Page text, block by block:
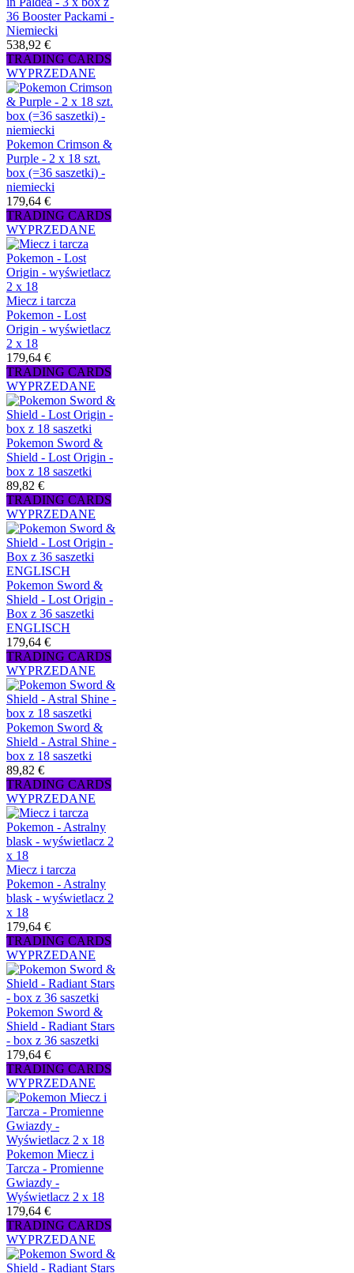
36 Booster Packami -
Niemiecki
538,92 €
TRADING CARDS
WYPRZEDANE
Pokemon Crimson &
Purple - 2 x 18 szt.
box (=36 saszetki) -
niemiecki
179,64 €
TRADING CARDS
WYPRZEDANE
Miecz i tarcza
Pokemon - Lost
Origin - wyświetlacz
2 x 18
179,64 €
TRADING CARDS
WYPRZEDANE
Pokemon Sword &
Shield - Lost Origin -
box z 18 saszetki
89,82 €
TRADING CARDS
WYPRZEDANE
Pokemon Sword &
Shield - Lost Origin -
Box z 36 saszetki
ENGLISCH
179,64 €
TRADING CARDS
WYPRZEDANE
Pokemon Sword &
Shield - Astral Shine -
box z 18 saszetki
89,82 €
TRADING CARDS
WYPRZEDANE
Miecz i tarcza
Pokemon - Astralny
blask - wyświetlacz 2
x 18
179,64 €
TRADING CARDS
WYPRZEDANE
Pokemon Sword &
Shield - Radiant Stars
- box z 36 saszetki
179,64 €
TRADING CARDS
WYPRZEDANE
Pokemon Miecz i
Tarcza - Promienne
Gwiazdy -
Wyświetlacz 2 x 18
179,64 €
TRADING CARDS
WYPRZEDANE